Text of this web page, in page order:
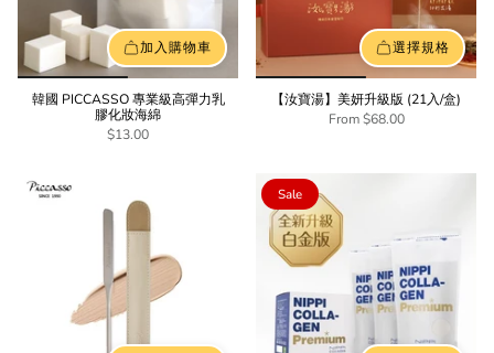
加入購物車
韓國 PICCASSO 專業級高彈力乳
膠化妝海綿
$13.00
選擇規格
【汝寶湯】美妍升級版 (21入/盒)
From$68.00
Sale